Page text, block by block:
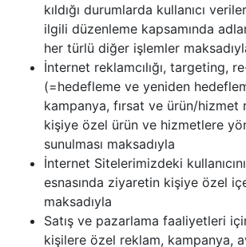
kıldığı durumlarda kullanıcı
ilgili düzenleme kapsamında
her türlü diğer işlemler
İnternet reklamcılığı, targeting,
(=hedefleme ve yeniden
kampanya, fırsat ve ürün/hizmet
kişiye özel ürün ve hizmetlere
sunulması maksadıyla
İnternet Sitelerimizdeki
esnasında ziyaretin kişiye özel
maksadıyla
Satış ve pazarlama faaliyetleri
kişilere özel reklam, kampanya,